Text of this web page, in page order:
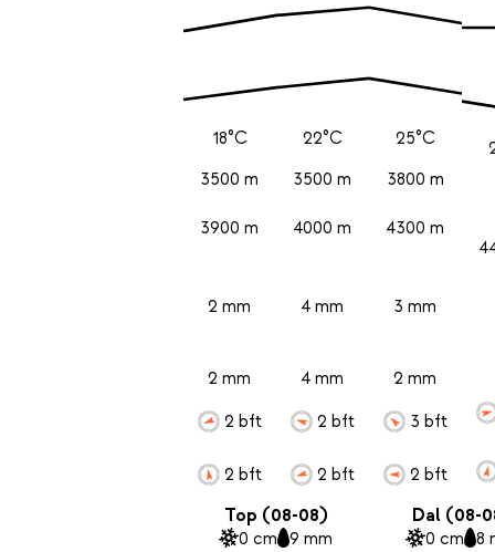
18°C
3500 m
3900 m
2 mm
2 mm
2 bft
2 bft
22°C
3500 m
4000 m
4 mm
4 mm
2 bft
2 bft
25°C
3800 m
4300 m
3 mm
2 mm
3 bft
2 bft
Top (08-08)
0 cm 9 mm
Dal (08-
0 cm 8